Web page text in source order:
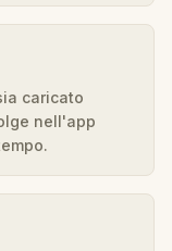
caricato
nell'app